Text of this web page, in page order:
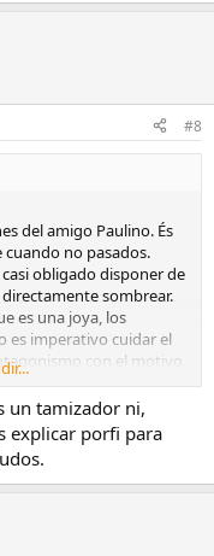
#8
del amigo Paulino. És
no pasados.
obligado disponer de
sombrear.
es una joya, los
es imperativo cuidar el
con el motivo
cerca, aplanar un
puedes buscar
pueden cambiar la
más de tallo para
aquí estaremos.
un tamizador ni,
explicar porfi para